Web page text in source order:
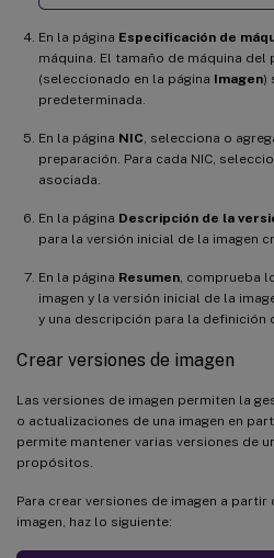
En la página Especificación de
máquina. El tamaño de máquina del
(seleccionado en la página Imagen)
predeterminada.
En la página NIC , selecciona o
preparación. Para cada NIC,
asociada.
En la página Descripción de la
para la versión inicial de la imagen
En la página Resumen , comprueba
imagen y la versión inicial de la
y una descripción para la definición
Crear versiones de imagen
Las versiones de imagen permiten la
o actualizaciones de una imagen en
permite mantener varias versiones de
propósitos.
Para crear versiones de imagen a
imagen, haz lo siguiente: